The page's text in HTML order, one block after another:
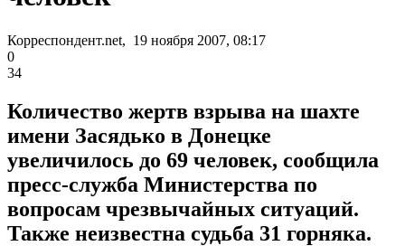
Корреспондент.net, 19 ноября 2007, 08:17
0
34
Количество жертв взрыва на шахте
имени Засядько в Донецке
увеличилось до 69 человек, сообщила
пресс-служба Министерства по
вопросам чрезвычайных ситуаций.
Также неизвестна судьба 31 горняка.